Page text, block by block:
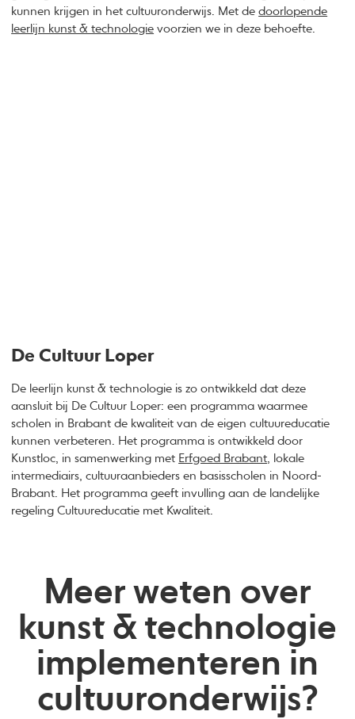
kunnen krijgen in het cultuuronderwijs. Met dedoorlopende
leerlijn kunst & technologie voorzien we in deze behoefte.
De Cultuur Loper
De leerlijn kunst & technologie is zo ontwikkeld dat deze
aansluit bij De Cultuur Loper: een programma waarmee
scholen in Brabant de kwaliteit van de eigen cultuureducatie
kunnen verbeteren. Het programma is ontwikkeld door
Kunstloc, in samenwerking met Erfgoed Brabant, lokale
intermediairs, cultuuraanbieders en basisscholen in Noord-
Brabant. Het programma geeft invulling aan de landelijke
regeling Cultuureducatie met Kwaliteit.
Meer weten over
kunst & technologie
implementeren in
cultuuronderwijs?